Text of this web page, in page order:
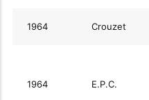
1964 Crouzet
1964 E.P.C.